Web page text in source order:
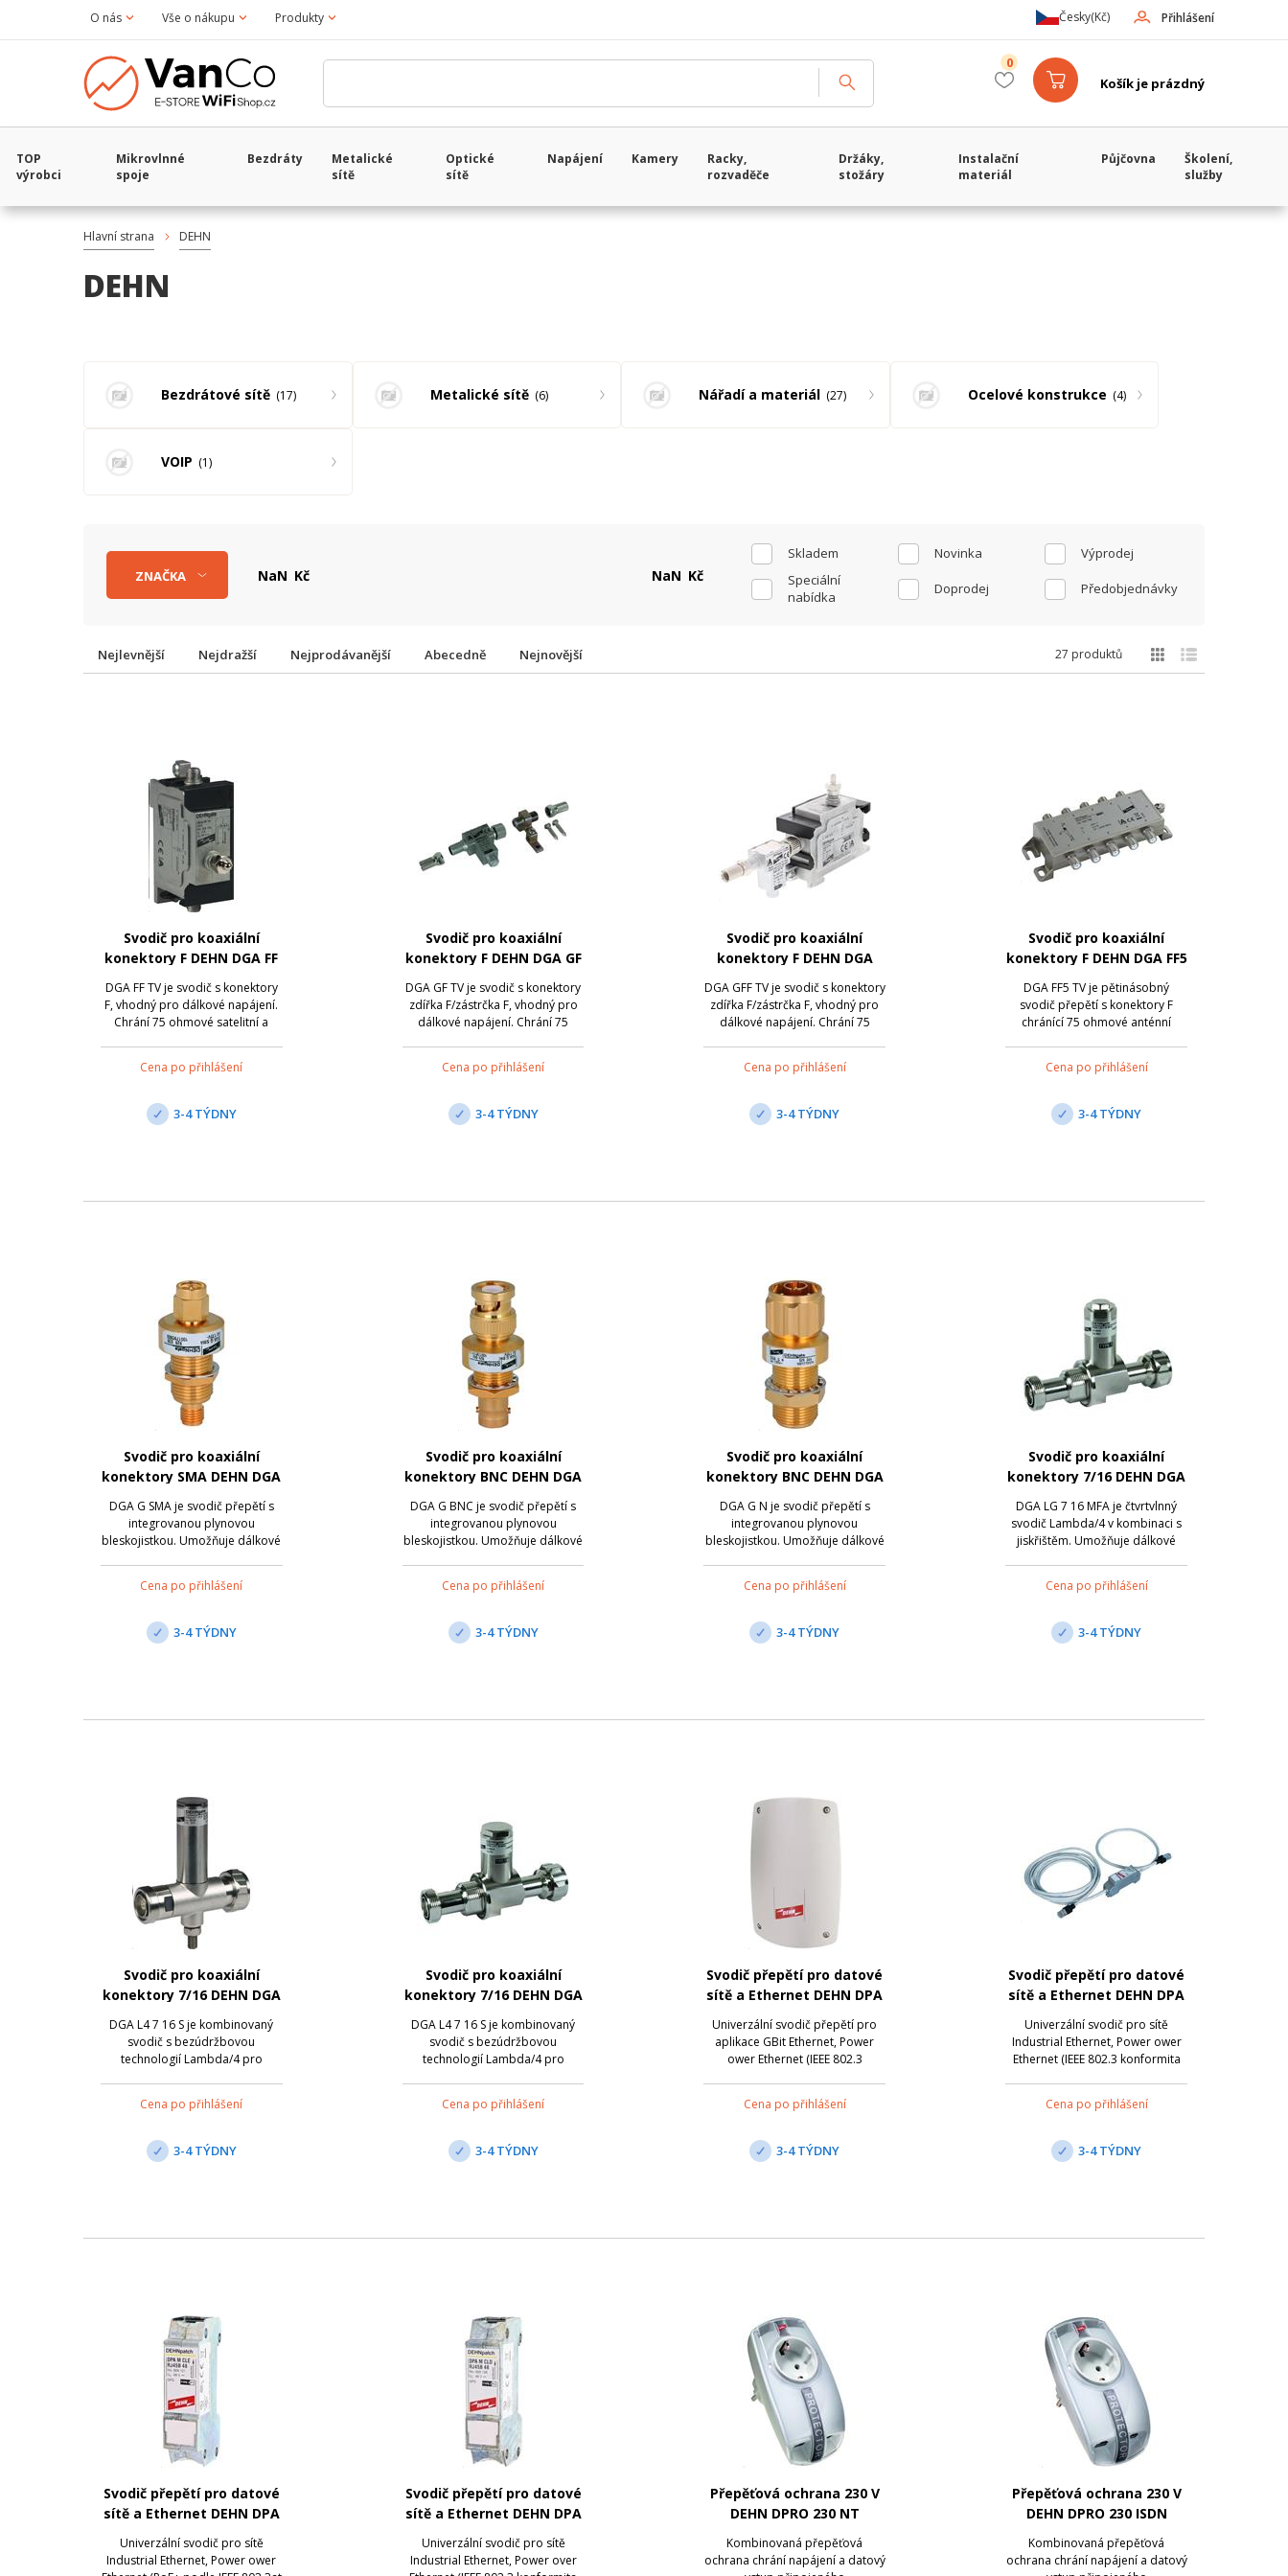
O nás Vše o nákupu Produkty Přihlášení
Česky(Kč)
Košík je prázdný
0
TOP
výrobci
Mikrovlnné
spoje
Bezdráty
Metalické
sítě
Optické
sítě
Napájení Kamery
Racky,
rozvaděče
Držáky,
stožáry
Instalační
materiál
Půjčovna
Školení,
služby
Hlavní strana DEHN
DEHN
Bezdrátové sítě 17 Metalické sítě 6 Nářadí a materiál 27 Ocelové konstrukce 4
VOIP 1
Skladem Novinka
Výprodej
Speciální
nabídka
Doprodej Předobjednávky
Kč Kč
ZNAČKA
Nejlevnější Nejdražší Nejprodávanější Abecedně Nejnovější 27 produktů
Svodič pro koaxiální
konektory F DEHN DGA FF
TV
DGA FF TV je svodič s konektory
F, vhodný pro dálkové napájení.
Chrání 75 ohmové satelitní a
požadavky na stínění podle třídy
prostorově úsporné instalace ve
všech běžn...
Cena po přihlášení
3-4 TÝDNY
Svodič pro koaxiální
konektory F DEHN DGA GF
DGA GF TV je svodič s konektory
zdířka F/zástrčka F, vhodný pro
dálkové napájení. Chrání 75
systémy, přičemž splňuje vysoké
A normy EN 50083-2. Umožňuje
prostorově úsporné insta...
Cena po přihlášení
3-4 TÝDNY
Svodič pro koaxiální
konektory F DEHN DGA
GFF TV
DGA GFF TV je svodič s konektory
zdířka F/zástrčka F, vhodný pro
dálkové napájení. Chrání 75
systémy, přičemž splňuje vysoké
A normy EN 50083-2. Umožňuje
prostorově úsporné inst...
Cena po přihlášení
3-4 TÝDNY
Svodič pro koaxiální
konektory F DEHN DGA FF5
DGA FF5 TV je pětinásobný
svodič přepětí s konektory F
chránící 75 ohmové anténní
Svodič splňuje vysoké požadavky
50083-2. Nejvyšší provozní
napětí je 20 VDC...
Cena po přihlášení
3-4 TÝDNY
Svodič pro koaxiální
konektory SMA DEHN DGA
G SMA
DGA G SMA je svodič přepětí s
integrovanou plynovou
bleskojistkou. Umožňuje dálkové
bezdrátových aplikacích a
koaxiálními konektory. Připojení
je přes zdířku SMA/zástrčku ...
Cena po přihlášení
3-4 TÝDNY
Svodič pro koaxiální
konektory BNC DEHN DGA
G BNC
DGA G BNC je svodič přepětí s
integrovanou plynovou
bleskojistkou. Umožňuje dálkové
bezdrátových aplikacích a
koaxiálními konektory. Připojení
je přes zdířku BNC/zástrčku ...
Cena po přihlášení
3-4 TÝDNY
Svodič pro koaxiální
konektory BNC DEHN DGA
DGA G N je svodič přepětí s
integrovanou plynovou
bleskojistkou. Umožňuje dálkové
bezdrátových aplikacích a
koaxiálními konektory. Připojení
je přes zdířku N/zástrčku N; N...
Cena po přihlášení
3-4 TÝDNY
Svodič pro koaxiální
konektory 7/16 DEHN DGA
LG 7 16 MFA
DGA LG 7 16 MFA je čtvrtvlnný
svodič Lambda/4 v kombinaci s
jiskřištěm. Umožňuje dálkové
Minimální pasivní intermodulace.
služby 4 + 3G a LTE. Připojení je ...
Cena po přihlášení
3-4 TÝDNY
Svodič pro koaxiální
konektory 7/16 DEHN DGA
L4 7 16 S
DGA L4 7 16 S je kombinovaný
svodič s bezúdržbovou
technologií Lambda/4 pro
svádět velmi vysoké bleskové
napájení po koax. kabelu, jelikož
pro nízkofrekvenční sign...
Cena po přihlášení
3-4 TÝDNY
Svodič pro koaxiální
konektory 7/16 DEHN DGA
L4 7 16 MFA
DGA L4 7 16 S je kombinovaný
svodič s bezúdržbovou
technologií Lambda/4 pro
svádět velmi vysoké bleskové
napájení po koax. kabelu, jelikož
pro nízkofrekvenční sign...
Cena po přihlášení
3-4 TÝDNY
Svodič přepětí pro datové
sítě a Ethernet DEHN DPA
CLE IP66
Univerzální svodič přepětí pro
aplikace GBit Ethernet, Power
ower Ethernet (IEEE 802.3
strukturovanou kabeláží do Třídy
prostředí ve skříni s krytím IP 66
pro ochranu před vnikn...
Cena po přihlášení
3-4 TÝDNY
Svodič přepětí pro datové
sítě a Ethernet DEHN DPA
M CAT6 RJ45S 48
Univerzální svodič pro sítě
Industrial Ethernet, Power ower
Ethernet (IEEE 802.3 konformita
kabeláží podle Cat 6 a třídy EA
provedení s patchkabely pro
uchycení na instalační
Cena po přihlášení
3-4 TÝDNY
Svodič přepětí pro datové
sítě a Ethernet DEHN DPA
M CLE RJ45B 48
Univerzální svodič pro sítě
Industrial Ethernet, Power ower
Svodič přepětí pro datové
sítě a Ethernet DEHN DPA
M CLD RJ45B 48
Univerzální svodič pro sítě
Industrial Ethernet, Power over
Přepěťová ochrana 230 V
DEHN DPRO 230 NT
Kombinovaná přepěťová
ochrana chrání napájení a datový
Přepěťová ochrana 230 V
DEHN DPRO 230 ISDN
Kombinovaná přepěťová
ochrana chrání napájení a datový